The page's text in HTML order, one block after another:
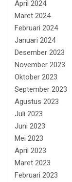
April 2024
Maret 2024
Februari 2024
Januari 2024
Desember 2023
November 2023
Oktober 2023
September 2023
Agustus 2023
Juli 2023
Juni 2023
Mei 2023
April 2023
Maret 2023
Februari 2023